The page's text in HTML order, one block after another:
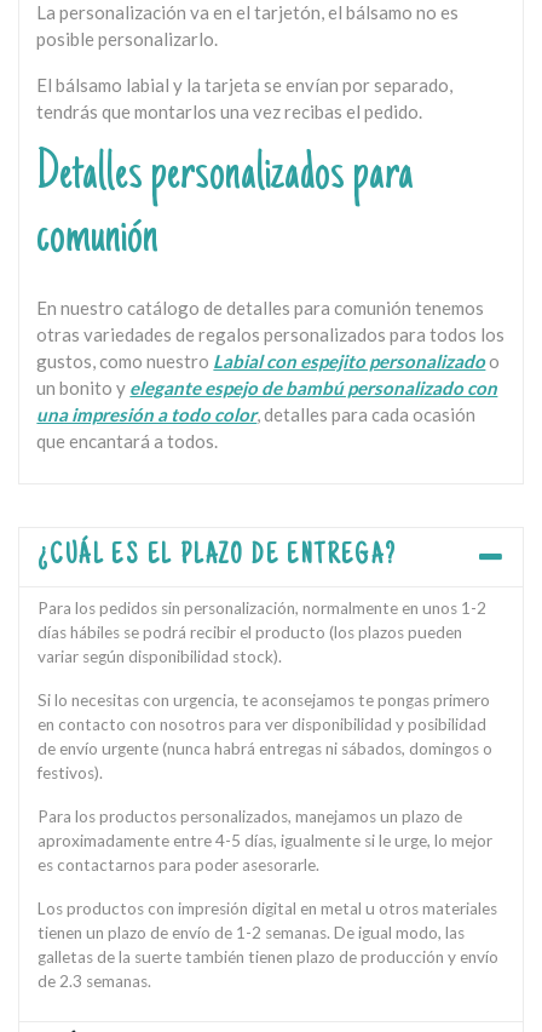
La personalización va en el tarjetón, el bálsamo no es
posible personalizarlo.
El bálsamo labial y la tarjeta se envían por separado,
tendrás que montarlos una vez recibas el pedido.
Detalles personalizados para
comunión
En nuestro catálogo de detalles para comunión tenemos
otras variedades de regalos personalizados para todos los
gustos, como nuestro Labial con espejito personalizadoo
un bonito y elegante espejo de bambú personalizado con
una impresión a todo color, detalles para cada ocasión
que encantará a todos.
¿CUÁL ES EL PLAZO DE ENTREGA?
Para los pedidos sin personalización, normalmente en unos 1-2
días hábiles se podrá recibir el producto (los plazos pueden
variar según disponibilidad stock).
Si lo necesitas con urgencia, te aconsejamos te pongas primero
en contacto con nosotros para ver disponibilidad y posibilidad
de envío urgente (nunca habrá entregas ni sábados, domingos o
festivos).
Para los productos personalizados, manejamos un plazo de
aproximadamente entre 4-5 días, igualmente si le urge, lo mejor
es contactarnos para poder asesorarle.
Los productos con impresión digital en metal u otros materiales
tienen un plazo de envío de 1-2 semanas. De igual modo, las
galletas de la suerte también tienen plazo de producción y envío
de 2.3 semanas.